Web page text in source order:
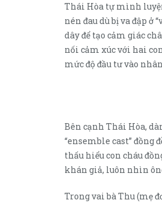
Thái Hòa tự mình
nén đau dù bị va đập ở
dây để tạo cảm giác
nối cảm xúc với hai
mức độ đầu tư vào
Bên cạnh Thái Hòa,
“ensemble cast” đồng
thấu hiểu con cháu
khán giả, luôn nhìn
Trong vai bà Thu (mẹ